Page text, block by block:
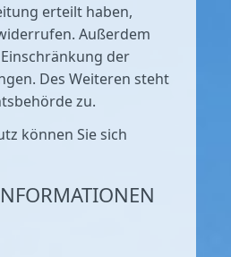
erteilt haben,
Außerdem
der
Des Weiteren steht
zu.
können Sie sich